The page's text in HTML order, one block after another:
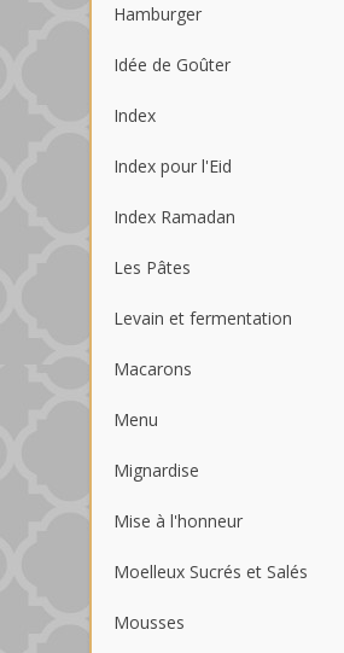
Hamburger
Idée de Goûter
Index
Index pour l'Eid
Index Ramadan
Les Pâtes
Levain et fermentation
Macarons
Menu
Mignardise
Mise à l'honneur
Moelleux Sucrés et Salés
Mousses